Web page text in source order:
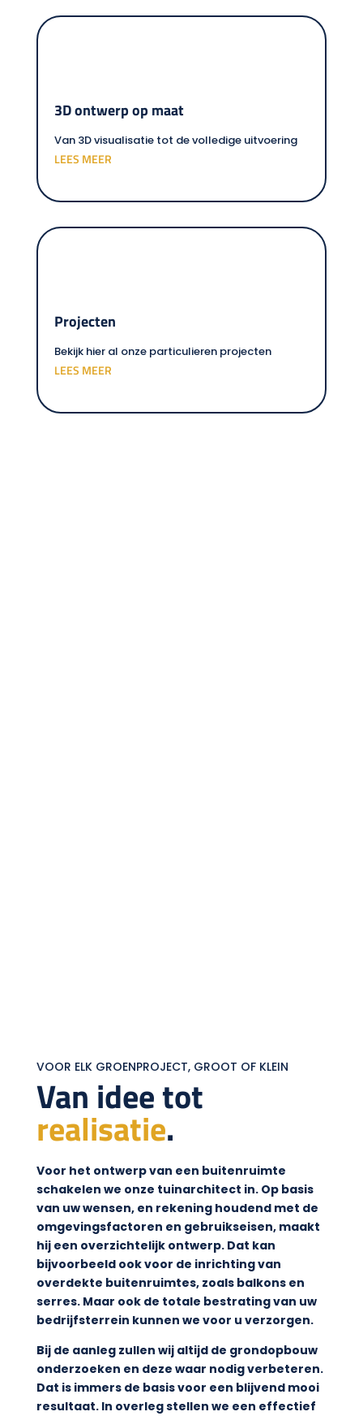
3D ontwerp op maat
Van 3D visualisatie tot de volledige uitvoering
LEES MEER
Projecten
Bekijk hier al onze particulieren projecten
LEES MEER
VOOR ELK GROENPROJECT, GROOT OF KLEIN
Van idee tot
realisatie.
Voor het ontwerp van een buitenruimte
schakelen we onze tuinarchitect in. Op basis
van uw wensen, en rekening houdend met de
omgevingsfactoren en gebruikseisen, maakt
hij een overzichtelijk ontwerp. Dat kan
bijvoorbeeld ook voor de inrichting van
overdekte buitenruimtes, zoals balkons en
serres. Maar ook de totale bestrating van uw
bedrijfsterrein kunnen we voor u verzorgen.
Bij de aanleg zullen wij altijd de grondopbouw
onderzoeken en deze waar nodig verbeteren.
Dat is immers de basis voor een blijvend mooi
resultaat. In overleg stellen we een effectief